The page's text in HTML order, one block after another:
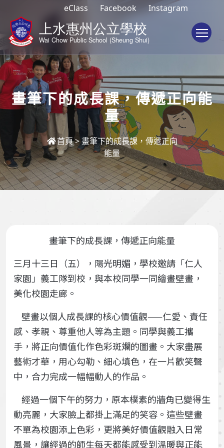
eClass Facebook Instagram
畫筆下的成長課，傳遞正向能
量
首頁> 畫筆下的成長課，傳遞正向
能量
畫筆下的成長課，傳遞正向能量
三月十三日（五），陽光明媚，學校邀請「仁人
家園」義工隊到校，與本校同學一同繪畫壁畫，
美化校園走廊。
壁畫以個人成長課的核心價值觀——仁愛、責任
感、孝親、尊重他人等為主題。同學與義工攜
手，將正向價值化作色彩斑斕的圖畫。大家盡展
藝術才華，用心勾勒、細心填色，在一片歡笑聲
中，合力完成一幅幅動人的作品。
經過一個下午的努力，原本樸素的牆角已變得生
動亮麗，大家臉上都掛上滿足的笑容。這些壁畫
不單為校園添上色彩，更將美好價值觀融入日常
風景，讓經過的師生每天都能感受到溫暖與正能